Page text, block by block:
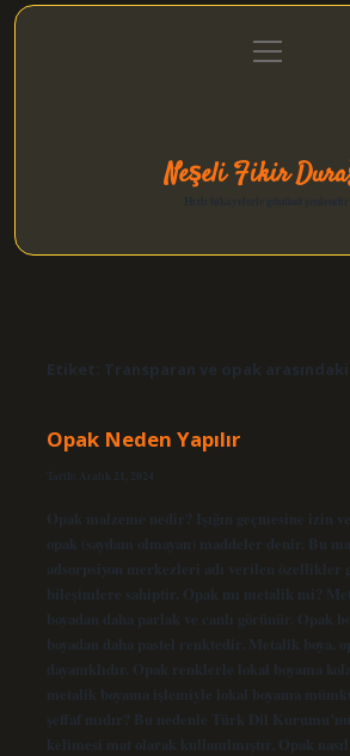
Gizlilik Politikası
menüyü
aç
Neşeli Fikir
Etiket: Transparan ve opak
Opak Neden Yapılır
Tarih: Aralık 21, 2024
Opak malzeme nedir? Işığın geçmesine izin
opak (saydam olmayan) maddeler denir. Bu
adsorpsiyon merkezleri adı verilen özellikler
bileşimlere sahiptir. Opak mı metalik mi?
boyadan daha parlak ve canlı görünür. Opak
boyadan daha pastel renktedir. Metalik boya,
dayanıklıdır. Opak renklerle lokal boyama
metalik boyama işlemiyle lokal boyama
şeffaf mıdır? Bu nedenle Türk Dil
kelimesi mat olarak kullanılmıştır. Opak